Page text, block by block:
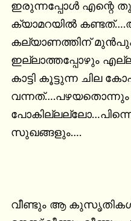
ഇരുന്നപ്പോൾ എന്റെ
ക്യാമറയിൽ
കല്യാണത്തിന് മുൻപും ,
ഇല്ലാത്തപ്പോഴും
കാട്ടി കൂട്ടുന്ന ചില
വന്നത്….പഴയതൊന്നും
സുഖങ്ങളും….
വീണ്ടും ആ